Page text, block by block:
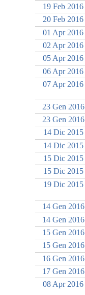
19 Feb 2016
20 Feb 2016
01 Apr 2016
02 Apr 2016
05 Apr 2016
06 Apr 2016
07 Apr 2016
23 Gen 2016
23 Gen 2016
14 Dic 2015
14 Dic 2015
15 Dic 2015
15 Dic 2015
19 Dic 2015
14 Gen 2016
14 Gen 2016
15 Gen 2016
15 Gen 2016
16 Gen 2016
17 Gen 2016
08 Apr 2016